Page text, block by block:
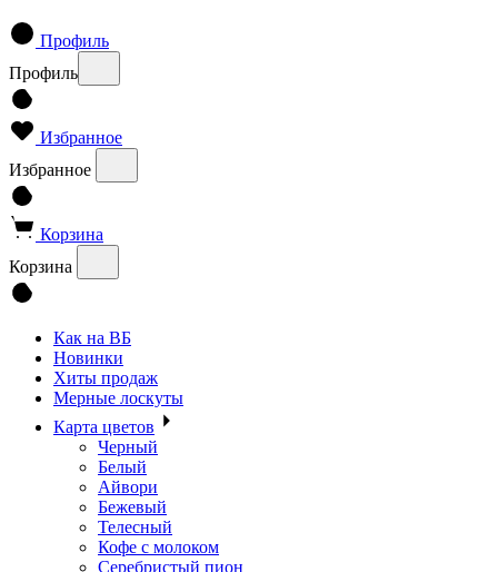
Профиль
Профиль
Избранное
Избранное
Корзина
Корзина
Как на ВБ
Новинки
Хиты продаж
Мерные лоскуты
Карта цветов
Черный
Белый
Айвори
Бежевый
Телесный
Кофе с молоком
Серебристый пион